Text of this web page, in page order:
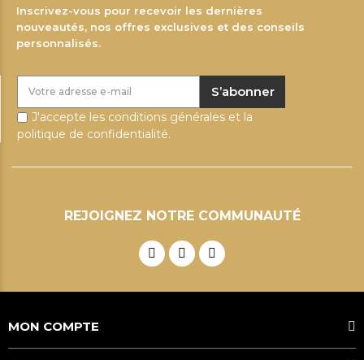
Inscrivez-vous pour recevoir les dernières
nouveautés, nos offres exclusives et des conseils
personnalisés.
S’abonner
J'accepte les conditions générales et la
politique de confidentialité.
REJOIGNEZ NOTRE COMMUNAUTÉ
MON COMPTE